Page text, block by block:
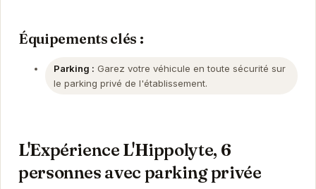
Équipements clés :
Parking : Garez votre véhicule en toute sécurité sur
le parking privé de l'établissement.
L'Expérience L'Hippolyte, 6
personnes avec parking privée